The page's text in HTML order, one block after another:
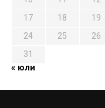
17
18 19
24
25 26
31
« юли